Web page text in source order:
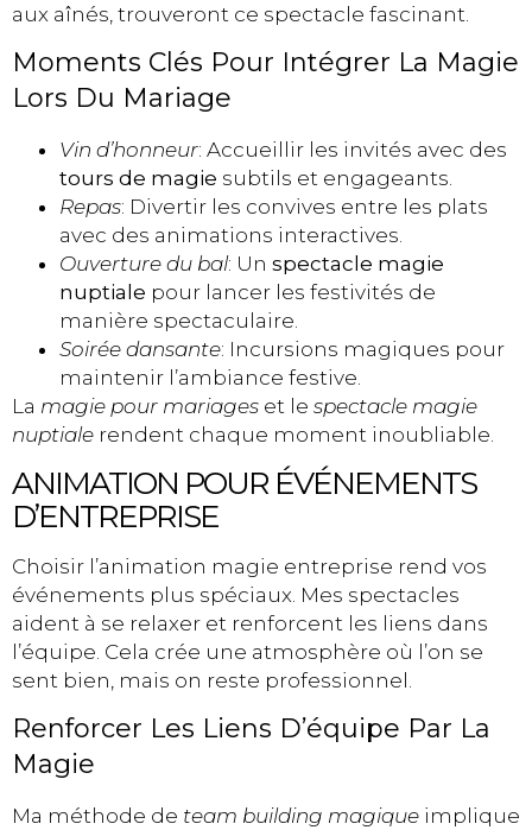
aux aînés, trouveront ce spectacle fascinant.
Moments Clés Pour Intégrer La Magie
Lors Du Mariage
Vin d’honneur: Accueillir les invités avec des
tours de magie subtils et engageants.
Repas: Divertir les convives entre les plats
avec des animations interactives.
Ouverture du bal: Un spectacle magie
nuptiale pour lancer les festivités de
manière spectaculaire.
Soirée dansante: Incursions magiques pour
maintenir l’ambiance festive.
La magie pour mariages et le spectacle magie
nuptiale rendent chaque moment inoubliable.
ANIMATION POUR ÉVÉNEMENTS
D’ENTREPRISE
Choisir l’animation magie entreprise rend vos
événements plus spéciaux. Mes spectacles
aident à se relaxer et renforcent les liens dans
l’équipe. Cela crée une atmosphère où l’on se
sent bien, mais on reste professionnel.
Renforcer Les Liens D’équipe Par La
Magie
Ma méthode de team building magique implique